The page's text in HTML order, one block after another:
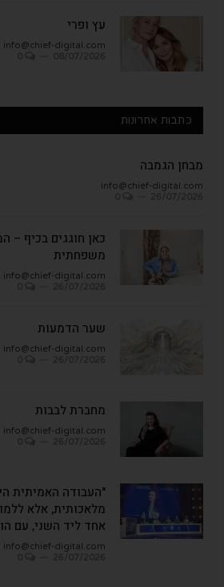
עץ ופרי
info@chief-digital.com
כתבות אחרונות
מבחן הגמבה
info@chief-digital.com
כאן חוגגים בכיף –
משפחתית
info@chief-digital.com
שער הדמעות
info@chief-digital.com
מחברת לבבות
info@chief-digital.com
"העבודה האמיתית
מלאכותית, אלא
אחד ליד השני, עם
info@chief-digital.com